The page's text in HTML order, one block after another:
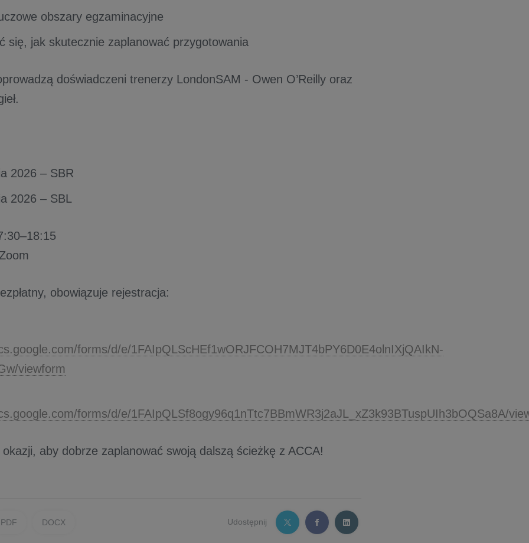
obszary egzaminacyjne
się, jak skutecznie zaplanować przygotowania
doświadczeni trenerzy LondonSAM - Owen O’Reilly oraz
2026 – SBR
2026 – SBL
obowiązuje rejestracja:
forms/d/e/1FAIpQLScHEf1wORJFCOH7MJT4bPY6D0E4olnIXjQAIkN-
viewform
forms/d/e/1FAIpQLSf8ogy96q1nTtc7BBmWR3j2aJL_xZ3k93BTuspUIh3bOQSa8A/
aby dobrze zaplanować swoją dalszą ścieżkę z ACCA!
PDF DOCX Udostępnij